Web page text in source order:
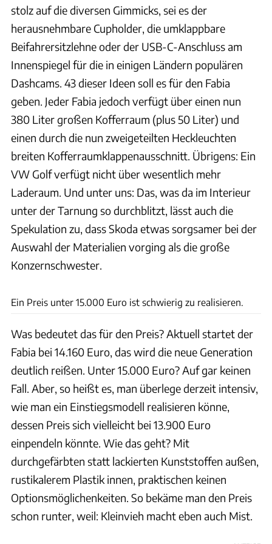
stolz auf die diversen Gimmicks, sei es der
herausnehmbare Cupholder, die umklappbare
Beifahrersitzlehne oder der USB-C-Anschluss am
Innenspiegel für die in einigen Ländern populären
Dashcams. 43 dieser Ideen soll es für den Fabia
geben. Jeder Fabia jedoch verfügt über einen nun
380 Liter großen Kofferraum (plus 50 Liter) und
einen durch die nun zweigeteilten Heckleuchten
breiten Kofferraumklappenausschnitt. Übrigens: Ein
VW Golf verfügt nicht über wesentlich mehr
Laderaum. Und unter uns: Das, was da im Interieur
unter der Tarnung so durchblitzt, lässt auch die
Spekulation zu, dass Skoda etwas sorgsamer bei der
Auswahl der Materialien vorging als die große
Konzernschwester.
Ein Preis unter 15.000 Euro ist schwierig zu realisieren.
Was bedeutet das für den Preis? Aktuell startet der
Fabia bei 14.160 Euro, das wird die neue Generation
deutlich reißen. Unter 15.000 Euro? Auf gar keinen
Fall. Aber, so heißt es, man überlege derzeit intensiv,
wie man ein Einstiegsmodell realisieren könne,
dessen Preis sich vielleicht bei 13.900 Euro
einpendeln könnte. Wie das geht? Mit
durchgefärbten statt lackierten Kunststoffen außen,
rustikalerem Plastik innen, praktischen keinen
Optionsmöglichenkeiten. So bekäme man den Preis
schon runter, weil: Kleinvieh macht eben auch Mist.